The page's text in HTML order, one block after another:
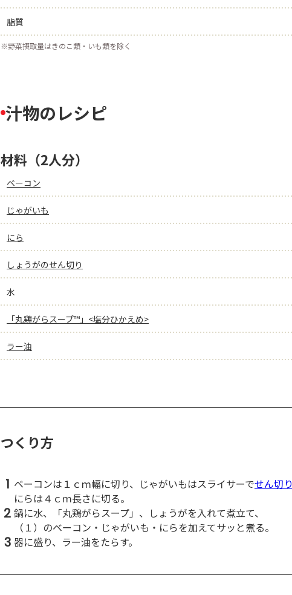
脂質
※野菜摂取量はきのこ類・いも類を除く
汁物のレシピ
材料（2人分）
ベーコン
じゃがいも
にら
しょうがのせん切り
水
「丸鶏がらスープ™」<塩分ひかえめ>
ラー油
つくり方
1 ベーコンは１ｃｍ幅に切り、じゃがいもはスライサーでせん切り
にらは４ｃｍ長さに切る。
2 鍋に水、「丸鶏がらスープ」、しょうがを入れて煮立て、
（１）のベーコン・じゃがいも・にらを加えてサッと煮る。
3 器に盛り、ラー油をたらす。